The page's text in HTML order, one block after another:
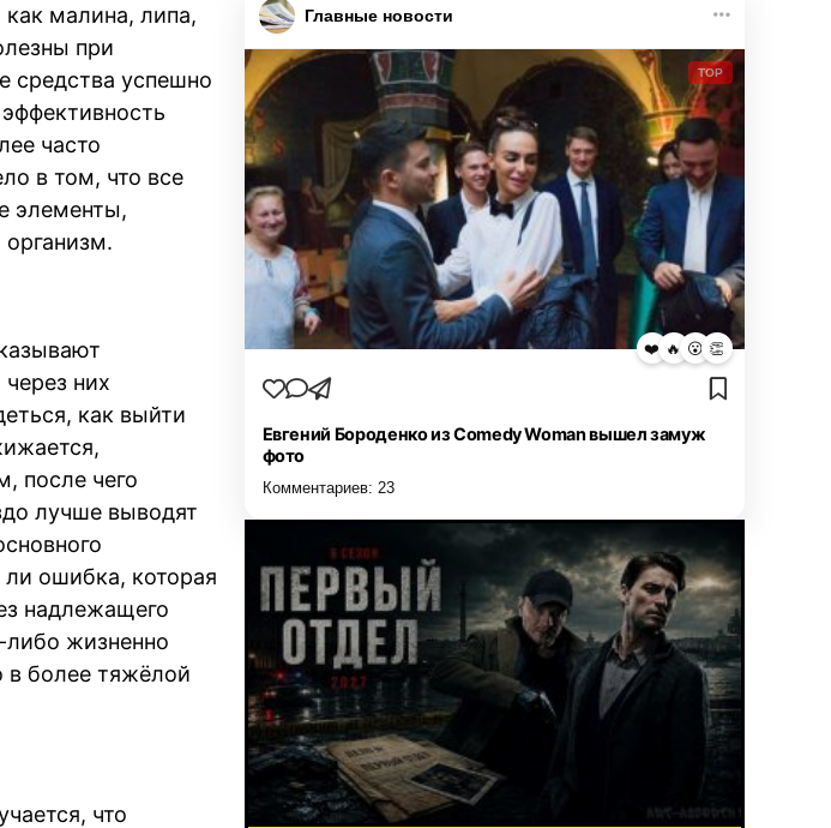
малина, липа,
при
средства успешно
часто
в том, что все
элементы,
них
как выйти
после чего
лучше выводят
ошибка, которая
надлежащего
либо жизненно
в более тяжёлой
что
Главные новости
TOP
❤️ 🔥 😮 👏
Евгений Бороденко из Comedy Woman вышел замуж
фото
Комментариев: 23